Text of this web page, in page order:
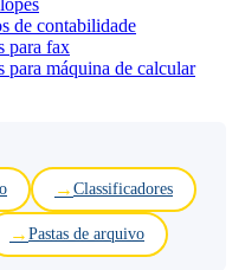
de contabilidade
para fax
para máquina de calcular
Classificadores
Pastas de arquivo